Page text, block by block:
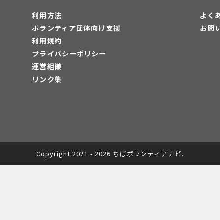
利用方法
ボランティア団体向け支援
利用規約
プライバシーポリシー
運営組織
リンク集
よく
お問
Copyright 2021 - 2026 ちばボランティアナビ.